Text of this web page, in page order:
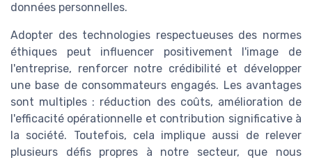
données personnelles.
Adopter des technologies respectueuses des normes
éthiques peut influencer positivement l'image de
l'entreprise, renforcer notre crédibilité et développer
une base de consommateurs engagés. Les avantages
sont multiples : réduction des coûts, amélioration de
l'efficacité opérationnelle et contribution significative à
la société. Toutefois, cela implique aussi de relever
plusieurs défis propres à notre secteur, que nous